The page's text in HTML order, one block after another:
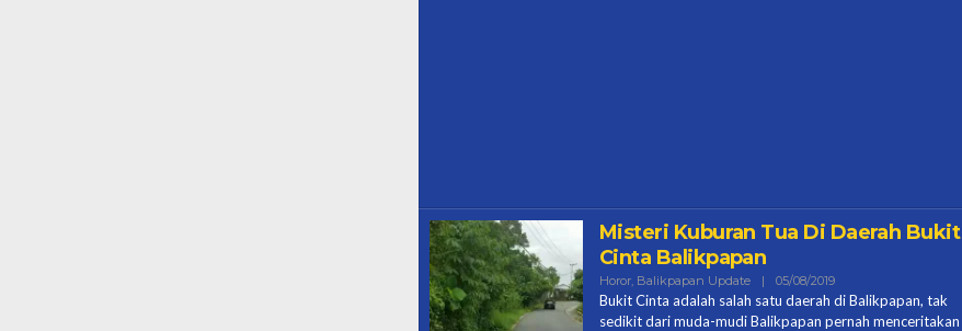
Misteri Kuburan Tua Di Daerah Bukit
Cinta Balikpapan
Horor, Balikpapan Update | 05/08/2019Oleh
Halo
Ces
Bukit Cinta adalah salah satu daerah di Balikpapan, tak
sedikit dari muda-mudi Balikpapan pernah menceritakan